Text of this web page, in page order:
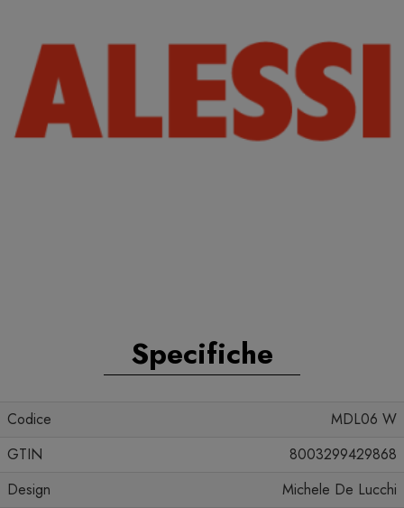
Specifiche
Codice
MDL06 W
GTIN
8003299429868
Design
Michele De Lucchi